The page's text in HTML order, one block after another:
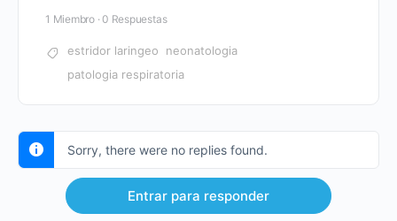
1 Miembro · 0 Respuestas
estridor laringeo
neonatologia
patologia respiratoria
Sorry, there were no replies found.
Entrar para responder